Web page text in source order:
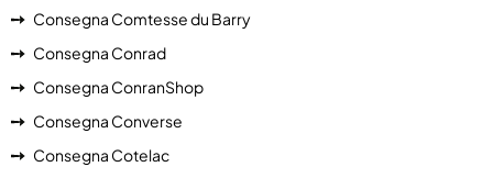
Consegna Comtesse du Barry
Consegna Conrad
Consegna ConranShop
Consegna Converse
Consegna Cotelac